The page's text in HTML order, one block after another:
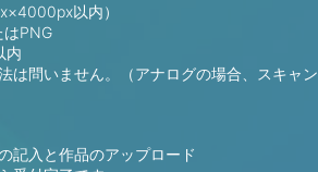
以内）
はPNG
内
は問いません。（アナログの場合、スキャ
記入と作品のアップロード